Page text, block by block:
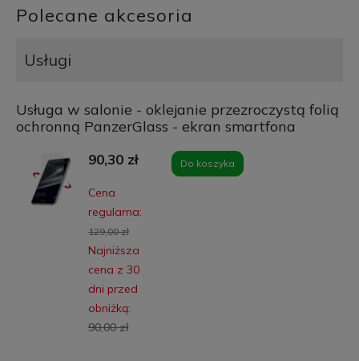
Polecane akcesoria
Usługi
Usługa w salonie - oklejanie przezroczystą folią
ochronną PanzerGlass - ekran smartfona
90,30 zł
Cena
regularna:
129,00 zł
Najniższa
cena z 30
dni przed
obniżką:
90,00 zł
Do koszyka